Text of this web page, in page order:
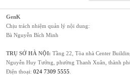
GenK
Chịu trách nhiệm quản lý nội dung:
Bà Nguyễn Bích Minh
TRỤ SỞ HÀ NỘI: Tầng 22, Tòa nhà Center
Nguyễn Huy Tưởng, phường Thanh Xuân, thành
Điện thoại: 024 7309 5555